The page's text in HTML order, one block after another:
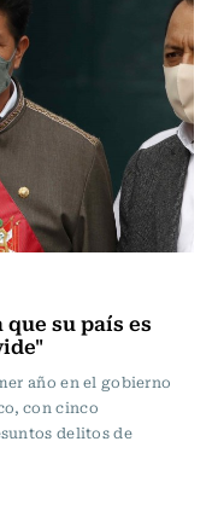
su país es
año en el gobierno
con cinco
delitos de